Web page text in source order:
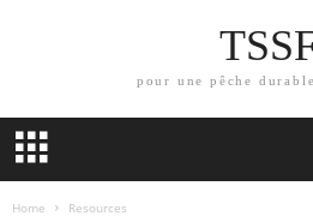
pour une pêche
Home Resources